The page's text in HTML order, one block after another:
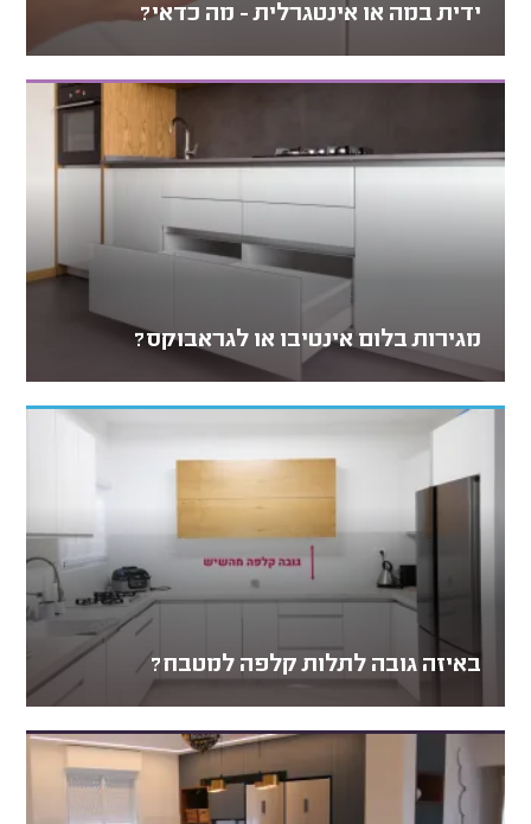
ידית במה או אינטגרלית - מה כדאי?
מגירות בלום אינטיבו או לגראבוקס?
באיזה גובה לתלות קלפה למטבח?